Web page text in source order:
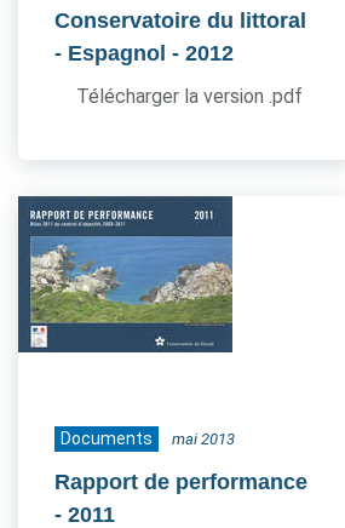
Conservatoire du littoral
- Espagnol - 2012
Télécharger la version .pdf
Documents mai 2013
Rapport de performance
- 2011